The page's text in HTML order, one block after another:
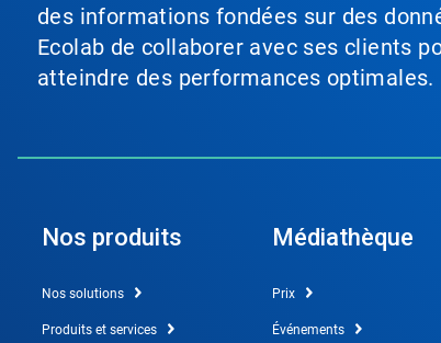
des informations fondées sur des
Ecolab de collaborer avec ses clients
atteindre des performances optimales.
Nos produits
Nos solutions
Produits et services
Médiathèque
Prix
Événements